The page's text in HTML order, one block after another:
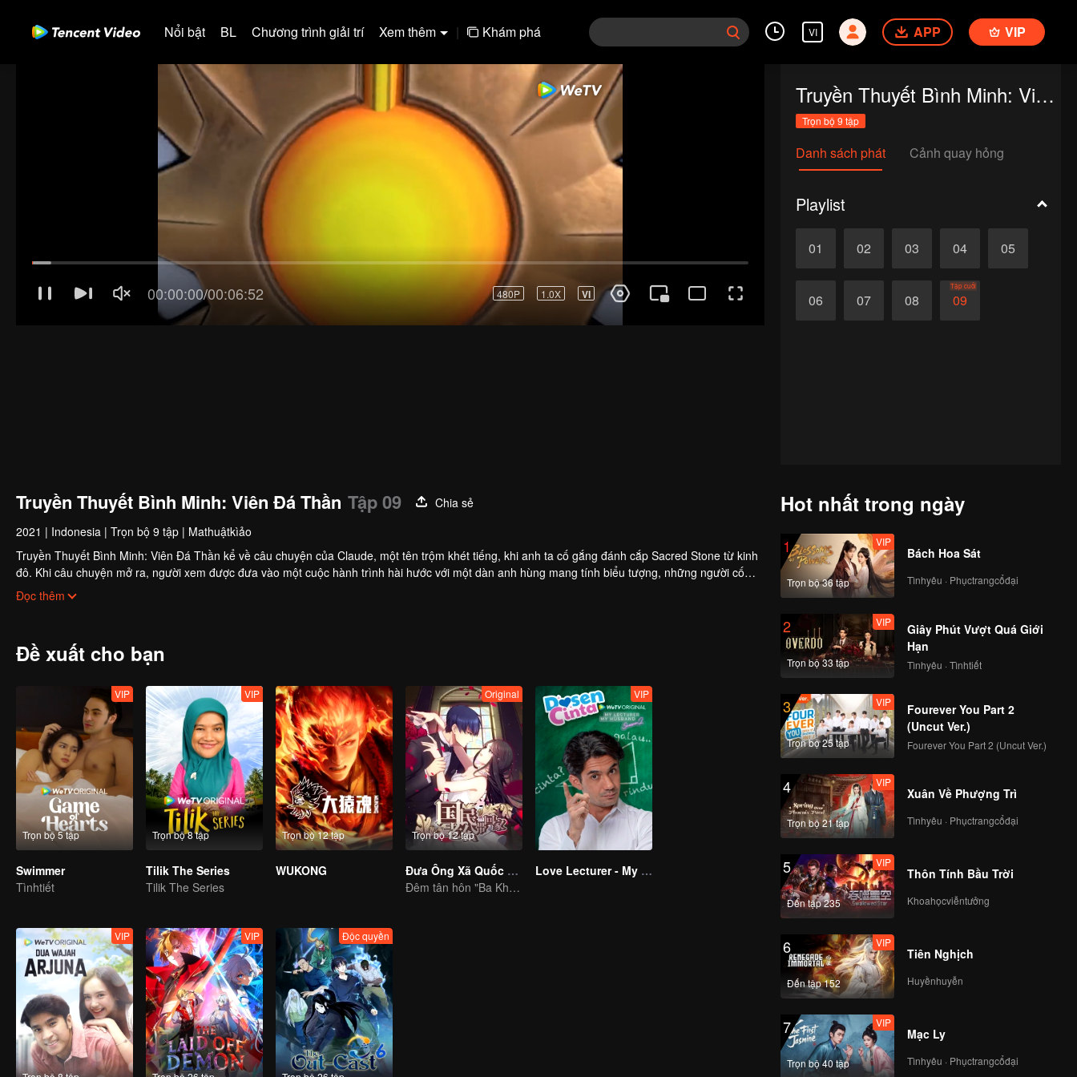
Nổi bật BL Chương trình giải trí Xem thêm | Khám phá VI APP VIP
Truyền Thuyết Bình Minh: Viên Đá Thần
Trọn bộ 9 tập
Danh sách phát Cảnh quay hỏng
Playlist
01 02 03 04 05
06 07 08 09
Tập cuối
Truyền Thuyết Bình Minh: Viên Đá Thần Tập 09
Chia sẻ
2021 | Indonesia | Trọn bộ 9 tập | Mathuậtkìảo
Truyền Thuyết Bình Minh: Viên Đá Thần kể về câu chuyện của Claude, một tên trộm khét tiếng, khi anh ta cố gắng đánh cắp Sacred Stone từ kinh
đô. Khi câu chuyện mở ra, người xem được đưa vào một cuộc hành trình hài hước với một dàn anh hùng mang tính biểu tượng, những người cố
gắng ngăn chặn anh ta, đồng thời khám phá động cơ thực sự của Claude là muốn đánh cắp viên đá.
Đọc thêm
Đề xuất cho bạn
Trọn bộ 5 tập
VIP
Swimmer
Tìnhtiết
Trọn bộ 8 tập
VIP
Tilik The Series
Tilik The Series
Trọn bộ 12 tập
WUKONG
Trọn bộ 12 tập
Original
Đưa Ông Xã Quốc Dân Về Nhà (S1)
Đêm tân hôn "Ba Không"
VIP
Love Lecturer - My Lecturer My Husband Season 2
VIP VIP Độc quyền
Hot nhất trong ngày
1
Trọn bộ 36 tập
VIP
Bách Hoa Sát
Tìnhyêu · Phụctrangcổđại
2
Trọn bộ 33 tập
VIP
Giây Phút Vượt Quá Giới
Hạn
Tìnhyêu · Tìnhtiết
3
Trọn bộ 25 tập
VIP
Fourever You Part 2
(Uncut Ver.)
Fourever You Part 2 (Uncut Ver.)
4
Trọn bộ 21 tập
VIP
Xuân Về Phượng Trì
Tìnhyêu · Phụctrangcổđại
5
Đến tập 235
VIP
Thôn Tính Bầu Trời
Khoahọcviễntưởng
6
Đến tập 152
VIP
Tiên Nghịch
Huyềnhuyễn
7
Trọn bộ 40 tập
VIP
Mạc Ly
Tìnhyêu · Phụctrangcổđại